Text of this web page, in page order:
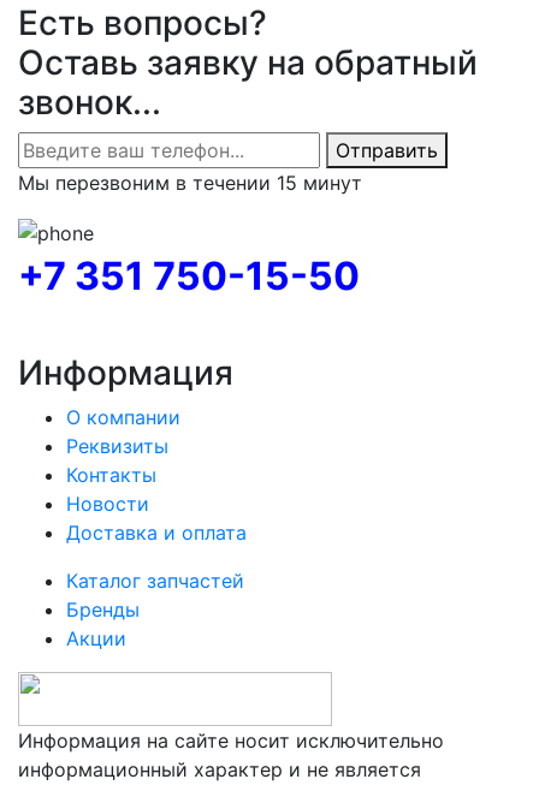
Информация на сайте носит исключительно
информационный характер и не является
Есть вопросы?
Оставь заявку на обратный
звонок...
Отправить
Мы перезвоним в течении 15 минут
+7 351 750-15-50
Информация
О компании
Реквизиты
Контакты
Новости
Доставка и оплата
Каталог запчастей
Бренды
Акции